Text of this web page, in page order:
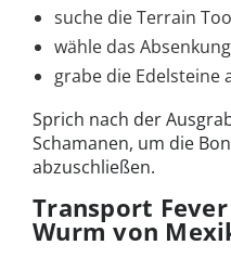
suche die Terrain
wähle das
grabe die Edelsteine
Sprich nach der
Schamanen, um die
abzuschließen.
Transport
Wurm von